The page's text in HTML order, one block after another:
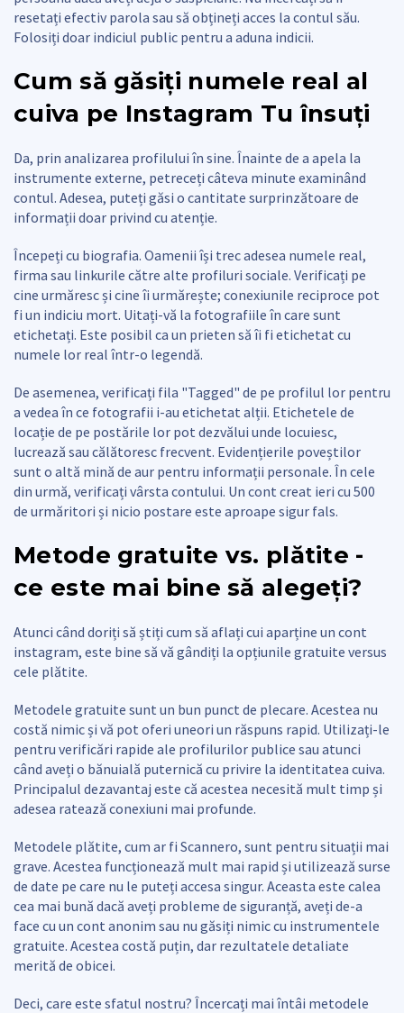
resetați efectiv parola sau să obțineți acces la contul său.
Folosiți doar indiciul public pentru a aduna indicii.
Cum să găsiți numele real al
cuiva pe Instagram Tu însuți
Da, prin analizarea profilului în sine. Înainte de a apela la
instrumente externe, petreceți câteva minute examinând
contul. Adesea, puteți găsi o cantitate surprinzătoare de
informații doar privind cu atenție.
Începeți cu biografia. Oamenii își trec adesea numele real,
firma sau linkurile către alte profiluri sociale. Verificați pe
cine urmăresc și cine îi urmărește; conexiunile reciproce pot
fi un indiciu mort. Uitați-vă la fotografiile în care sunt
etichetați. Este posibil ca un prieten să îi fi etichetat cu
numele lor real într-o legendă.
De asemenea, verificați fila "Tagged" de pe profilul lor pentru
a vedea în ce fotografii i-au etichetat alții. Etichetele de
locație de pe postările lor pot dezvălui unde locuiesc,
lucrează sau călătoresc frecvent. Evidențierile poveștilor
sunt o altă mină de aur pentru informații personale. În cele
din urmă, verificați vârsta contului. Un cont creat ieri cu 500
de urmăritori și nicio postare este aproape sigur fals.
Metode gratuite vs. plătite -
ce este mai bine să alegeți?
Atunci când doriți să știți cum să aflați cui aparține un cont
instagram, este bine să vă gândiți la opțiunile gratuite versus
cele plătite.
Metodele gratuite sunt un bun punct de plecare. Acestea nu
costă nimic și vă pot oferi uneori un răspuns rapid. Utilizați-le
pentru verificări rapide ale profilurilor publice sau atunci
când aveți o bănuială puternică cu privire la identitatea cuiva.
Principalul dezavantaj este că acestea necesită mult timp și
adesea ratează conexiuni mai profunde.
Metodele plătite, cum ar fi Scannero, sunt pentru situații mai
grave. Acestea funcționează mult mai rapid și utilizează surse
de date pe care nu le puteți accesa singur. Aceasta este calea
cea mai bună dacă aveți probleme de siguranță, aveți de-a
face cu un cont anonim sau nu găsiți nimic cu instrumentele
gratuite. Acestea costă puțin, dar rezultatele detaliate
merită de obicei.
Deci, care este sfatul nostru? Încercați mai întâi metodele